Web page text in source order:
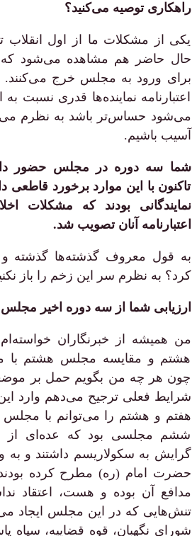
راهکاری توصیه می‌کنید؟
یکی از مشکلات ما از اول انقلاب
حال حاضر هم مشاهده می‌شود که
برای ورود به مجلس خرج
اعتبارنامه نماینده‌ها قدری نسبت
می‌شود حساس‌تر باشد به نظرم
آسیب باشیم.
شما سه دوره در مجلس حضور
تاکنون با این موارد برخورد قاطعی
نمایندگانی بودند که مشکلات
اعتبارنامه آنان تصویب شد.
به قول معروف گذشته‌ها گذشته و
کرد؟ به نظرم سر این زخم را باز
ارزیابی شما از سه دوره اخیر
من همیشه از خبرنگاران
هشتم و مقایسه مجلس هشتم با
چون هر چه من بگویم حمل بر
شرایط فعلی ترجیح می‌دهم وارد
هفتم و هشتم را می‌توانم با
ششم مجلسی بود که عده‌ای از
گرایش به سکولاریسم داشتند و به
حضرت امام (ره) مطرح کرده
مدافع آن بوده و هست، اعتقاد
تنش‌هایی که در این مجلس ایجاد
شورای نگهبان، قوه قضاییه، سپاه